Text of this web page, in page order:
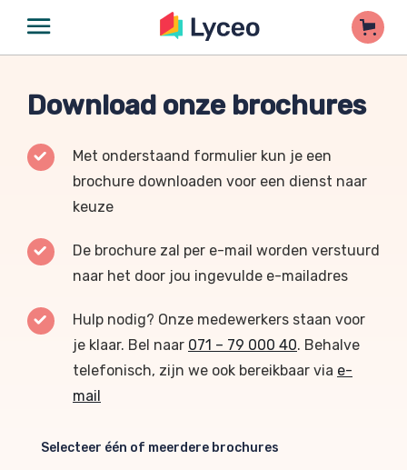
Download onze brochures
Met onderstaand formulier kun je een
brochure downloaden voor een dienst naar
keuze
De brochure zal per e-mail worden verstuurd
naar het door jou ingevulde e-mailadres
Hulp nodig? Onze medewerkers staan voor
je klaar. Bel naar 071 – 79 000 40. Behalve
telefonisch, zijn we ook bereikbaar via e-
mail
Selecteer één of meerdere brochures